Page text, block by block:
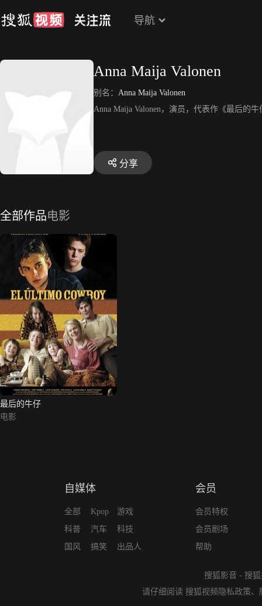
导航
Anna Maija Valonen
别名： Anna Maija Valonen
Anna Maija Valonen，演员，代表作《最后的牛
分享
全部作品电影
最后的牛仔
电影
自媒体
全部
科普
国风
Kpop
汽车
搞笑
游戏
科技
出品人
会员
会员特权
会员剧场
帮助
搜狐影音 - 搜
请仔细阅读 搜狐视频隐私政策、